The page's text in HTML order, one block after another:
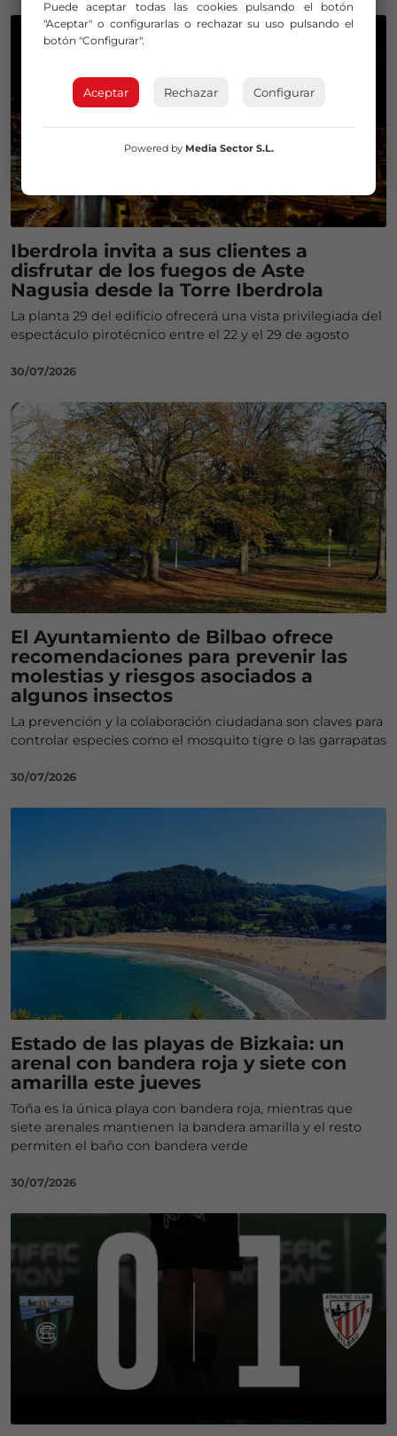
Iberdrola invita a sus clientes a
disfrutar de los fuegos de Aste
Nagusia desde la Torre Iberdrola
La planta 29 del edificio ofrecerá una vista privilegiada del
espectáculo pirotécnico entre el 22 y el 29 de agosto
30/07/2026
El Ayuntamiento de Bilbao ofrece
recomendaciones para prevenir las
molestias y riesgos asociados a
algunos insectos
La prevención y la colaboración ciudadana son claves para
controlar especies como el mosquito tigre o las garrapatas
30/07/2026
Estado de las playas de Bizkaia: un
arenal con bandera roja y siete con
amarilla este jueves
Toña es la única playa con bandera roja, mientras que
siete arenales mantienen la bandera amarilla y el resto
permiten el baño con bandera verde
30/07/2026
Puede aceptar todas las cookies pulsando el botón
"Aceptar" o configurarlas o rechazar su uso pulsando el
botón "Configurar".
Aceptar Rechazar Configurar
Powered by Media Sector S.L.